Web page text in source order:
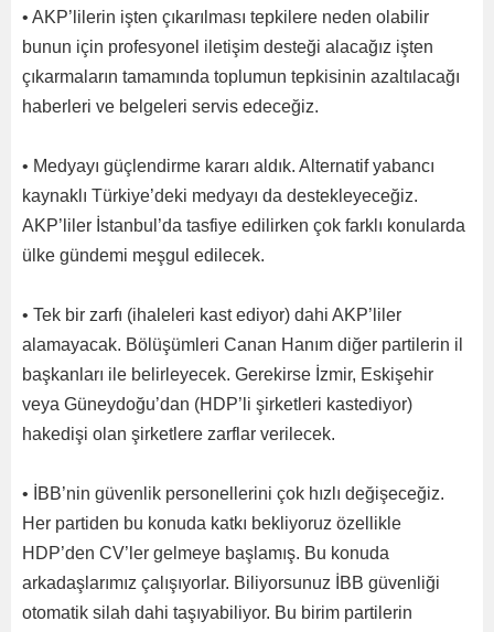
• AKP’lilerin işten çıkarılması tepkilere neden olabilir
bunun için profesyonel iletişim desteği alacağız işten
çıkarmaların tamamında toplumun tepkisinin azaltılacağı
haberleri ve belgeleri servis edeceğiz.
• Medyayı güçlendirme kararı aldık. Alternatif yabancı
kaynaklı Türkiye’deki medyayı da destekleyeceğiz.
AKP’liler İstanbul’da tasfiye edilirken çok farklı konularda
ülke gündemi meşgul edilecek.
• Tek bir zarfı (ihaleleri kast ediyor) dahi AKP’liler
alamayacak. Bölüşümleri Canan Hanım diğer partilerin il
başkanları ile belirleyecek. Gerekirse İzmir, Eskişehir
veya Güneydoğu’dan (HDP’li şirketleri kastediyor)
hakedişi olan şirketlere zarflar verilecek.
• İBB’nin güvenlik personellerini çok hızlı değişeceğiz.
Her partiden bu konuda katkı bekliyoruz özellikle
HDP’den CV’ler gelmeye başlamış. Bu konuda
arkadaşlarımız çalışıyorlar. Biliyorsunuz İBB güvenliği
otomatik silah dahi taşıyabiliyor. Bu birim partilerin